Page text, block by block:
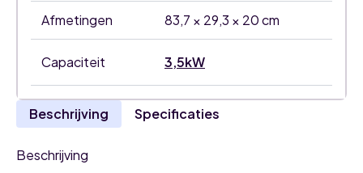
Afmetingen 83,7 × 29,3 × 20 cm
Capaciteit 3,5kW
Beschrijving Specificaties
Beschrijving